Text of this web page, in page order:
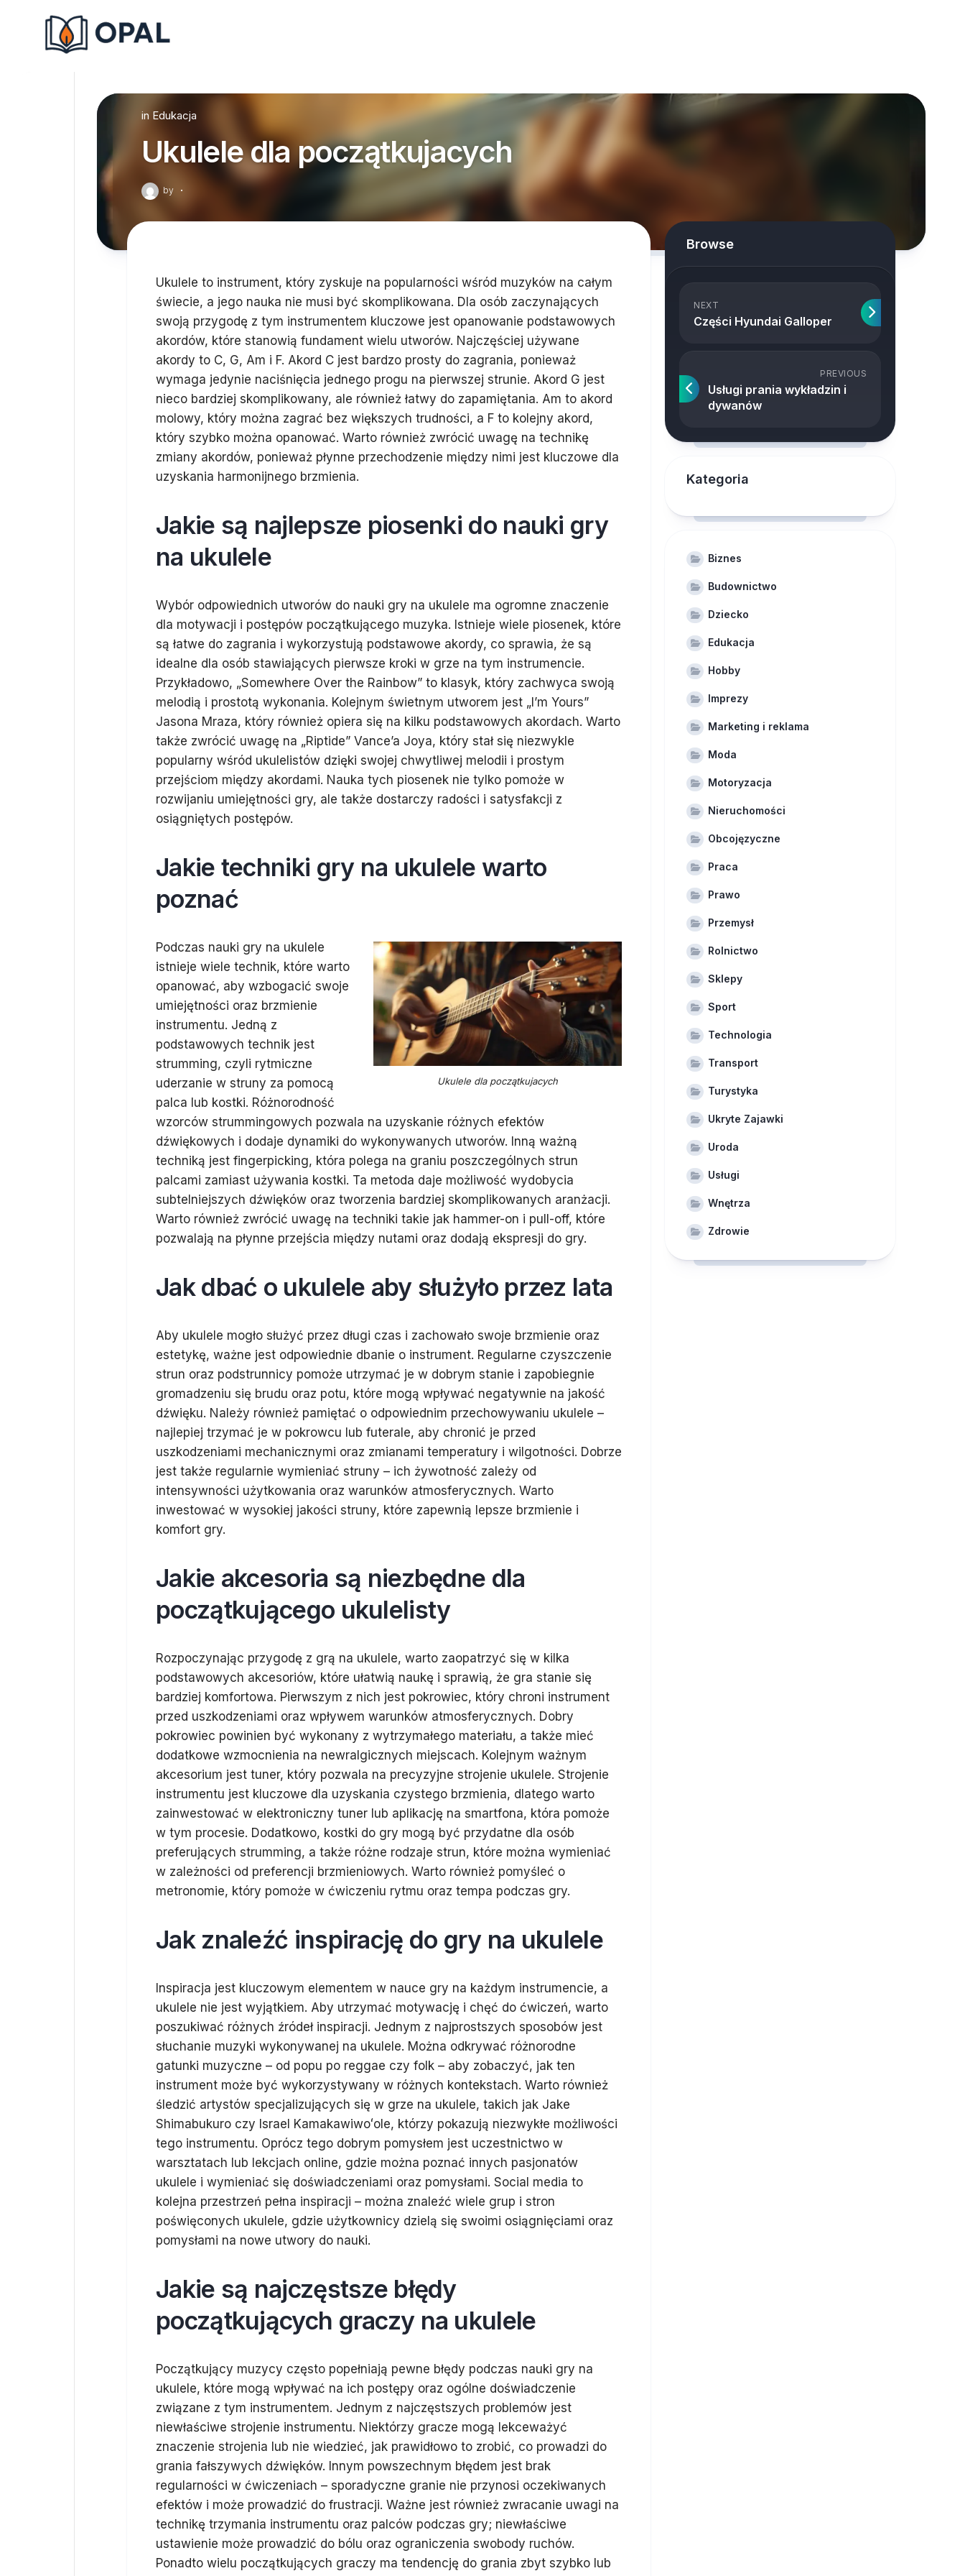
in Edukacja
Ukulele dla początkujacych
by ·
Ukulele to instrument, który zyskuje na popularności wśród muzyków na całym
świecie, a jego nauka nie musi być skomplikowana. Dla osób zaczynających
swoją przygodę z tym instrumentem kluczowe jest opanowanie podstawowych
akordów, które stanowią fundament wielu utworów. Najczęściej używane
akordy to C, G, Am i F. Akord C jest bardzo prosty do zagrania, ponieważ
wymaga jedynie naciśnięcia jednego progu na pierwszej strunie. Akord G jest
nieco bardziej skomplikowany, ale również łatwy do zapamiętania. Am to akord
molowy, który można zagrać bez większych trudności, a F to kolejny akord,
który szybko można opanować. Warto również zwrócić uwagę na technikę
zmiany akordów, ponieważ płynne przechodzenie między nimi jest kluczowe dla
uzyskania harmonijnego brzmienia.
Jakie są najlepsze piosenki do nauki gry
na ukulele
Wybór odpowiednich utworów do nauki gry na ukulele ma ogromne znaczenie
dla motywacji i postępów początkującego muzyka. Istnieje wiele piosenek, które
są łatwe do zagrania i wykorzystują podstawowe akordy, co sprawia, że są
idealne dla osób stawiających pierwsze kroki w grze na tym instrumencie.
Przykładowo, „Somewhere Over the Rainbow” to klasyk, który zachwyca swoją
melodią i prostotą wykonania. Kolejnym świetnym utworem jest „I’m Yours”
Jasona Mraza, który również opiera się na kilku podstawowych akordach. Warto
także zwrócić uwagę na „Riptide” Vance’a Joya, który stał się niezwykle
popularny wśród ukulelistów dzięki swojej chwytliwej melodii i prostym
przejściom między akordami. Nauka tych piosenek nie tylko pomoże w
rozwijaniu umiejętności gry, ale także dostarczy radości i satysfakcji z
osiągniętych postępów.
Jakie techniki gry na ukulele warto
poznać
Ukulele dla początkujacych
Podczas nauki gry na ukulele
istnieje wiele technik, które warto
opanować, aby wzbogacić swoje
umiejętności oraz brzmienie
instrumentu. Jedną z
podstawowych technik jest
strumming, czyli rytmiczne
uderzanie w struny za pomocą
palca lub kostki. Różnorodność
wzorców strummingowych pozwala na uzyskanie różnych efektów
dźwiękowych i dodaje dynamiki do wykonywanych utworów. Inną ważną
techniką jest fingerpicking, która polega na graniu poszczególnych strun
palcami zamiast używania kostki. Ta metoda daje możliwość wydobycia
subtelniejszych dźwięków oraz tworzenia bardziej skomplikowanych aranżacji.
Warto również zwrócić uwagę na techniki takie jak hammer-on i pull-off, które
pozwalają na płynne przejścia między nutami oraz dodają ekspresji do gry.
Jak dbać o ukulele aby służyło przez lata
Aby ukulele mogło służyć przez długi czas i zachowało swoje brzmienie oraz
estetykę, ważne jest odpowiednie dbanie o instrument. Regularne czyszczenie
strun oraz podstrunnicy pomoże utrzymać je w dobrym stanie i zapobiegnie
gromadzeniu się brudu oraz potu, które mogą wpływać negatywnie na jakość
dźwięku. Należy również pamiętać o odpowiednim przechowywaniu ukulele –
najlepiej trzymać je w pokrowcu lub futerale, aby chronić je przed
uszkodzeniami mechanicznymi oraz zmianami temperatury i wilgotności. Dobrze
jest także regularnie wymieniać struny – ich żywotność zależy od
intensywności użytkowania oraz warunków atmosferycznych. Warto
inwestować w wysokiej jakości struny, które zapewnią lepsze brzmienie i
komfort gry.
Jakie akcesoria są niezbędne dla
początkującego ukulelisty
Rozpoczynając przygodę z grą na ukulele, warto zaopatrzyć się w kilka
podstawowych akcesoriów, które ułatwią naukę i sprawią, że gra stanie się
bardziej komfortowa. Pierwszym z nich jest pokrowiec, który chroni instrument
przed uszkodzeniami oraz wpływem warunków atmosferycznych. Dobry
pokrowiec powinien być wykonany z wytrzymałego materiału, a także mieć
dodatkowe wzmocnienia na newralgicznych miejscach. Kolejnym ważnym
akcesorium jest tuner, który pozwala na precyzyjne strojenie ukulele. Strojenie
instrumentu jest kluczowe dla uzyskania czystego brzmienia, dlatego warto
zainwestować w elektroniczny tuner lub aplikację na smartfona, która pomoże
w tym procesie. Dodatkowo, kostki do gry mogą być przydatne dla osób
preferujących strumming, a także różne rodzaje strun, które można wymieniać
w zależności od preferencji brzmieniowych. Warto również pomyśleć o
metronomie, który pomoże w ćwiczeniu rytmu oraz tempa podczas gry.
Jak znaleźć inspirację do gry na ukulele
Inspiracja jest kluczowym elementem w nauce gry na każdym instrumencie, a
ukulele nie jest wyjątkiem. Aby utrzymać motywację i chęć do ćwiczeń, warto
poszukiwać różnych źródeł inspiracji. Jednym z najprostszych sposobów jest
słuchanie muzyki wykonywanej na ukulele. Można odkrywać różnorodne
gatunki muzyczne – od popu po reggae czy folk – aby zobaczyć, jak ten
instrument może być wykorzystywany w różnych kontekstach. Warto również
śledzić artystów specjalizujących się w grze na ukulele, takich jak Jake
Shimabukuro czy Israel Kamakawiwoʻole, którzy pokazują niezwykłe możliwości
tego instrumentu. Oprócz tego dobrym pomysłem jest uczestnictwo w
warsztatach lub lekcjach online, gdzie można poznać innych pasjonatów
ukulele i wymieniać się doświadczeniami oraz pomysłami. Social media to
kolejna przestrzeń pełna inspiracji – można znaleźć wiele grup i stron
poświęconych ukulele, gdzie użytkownicy dzielą się swoimi osiągnięciami oraz
pomysłami na nowe utwory do nauki.
Jakie są najczęstsze błędy
początkujących graczy na ukulele
Początkujący muzycy często popełniają pewne błędy podczas nauki gry na
ukulele, które mogą wpływać na ich postępy oraz ogólne doświadczenie
związane z tym instrumentem. Jednym z najczęstszych problemów jest
niewłaściwe strojenie instrumentu. Niektórzy gracze mogą lekceważyć
znaczenie strojenia lub nie wiedzieć, jak prawidłowo to zrobić, co prowadzi do
grania fałszywych dźwięków. Innym powszechnym błędem jest brak
regularności w ćwiczeniach – sporadyczne granie nie przynosi oczekiwanych
efektów i może prowadzić do frustracji. Ważne jest również zwracanie uwagi na
technikę trzymania instrumentu oraz palców podczas gry; niewłaściwe
ustawienie może prowadzić do bólu oraz ograniczenia swobody ruchów.
Ponadto wielu początkujących graczy ma tendencję do grania zbyt szybko lub
Browse
NEXT
Części Hyundai Galloper
PREVIOUS
Usługi prania wykładzin i
dywanów
Kategoria
Biznes
Budownictwo
Dziecko
Edukacja
Hobby
Imprezy
Marketing i reklama
Moda
Motoryzacja
Nieruchomości
Obcojęzyczne
Praca
Prawo
Przemysł
Rolnictwo
Sklepy
Sport
Technologia
Transport
Turystyka
Ukryte Zajawki
Uroda
Usługi
Wnętrza
Zdrowie